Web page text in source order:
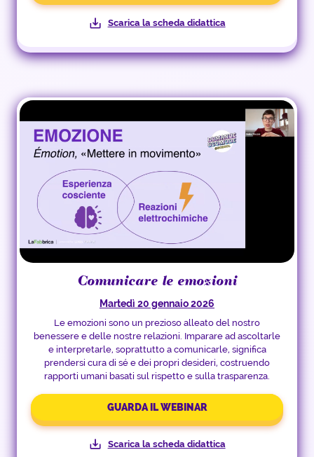
Scarica la scheda didattica
Comunicare le emozioni
Martedì 20 gennaio 2026
Le emozioni sono un prezioso alleato del nostro
benessere e delle nostre relazioni. Imparare ad ascoltarle
e interpretarle, soprattutto a comunicarle, significa
prendersi cura di sé e dei propri desideri, costruendo
rapporti umani basati sul rispetto e sulla trasparenza.
GUARDA IL WEBINAR
Scarica la scheda didattica